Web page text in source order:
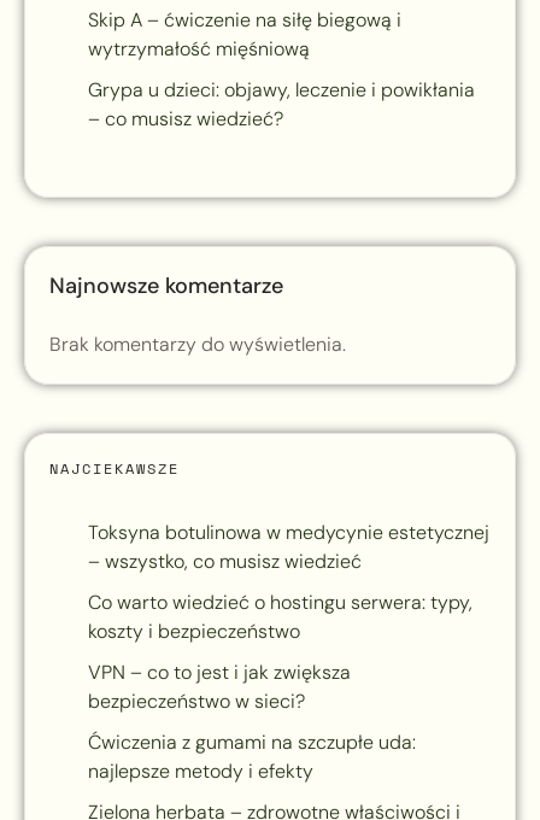
Skip A – ćwiczenie na siłę biegową i
wytrzymałość mięśniową
Grypa u dzieci: objawy, leczenie i powikłania
– co musisz wiedzieć?
Najnowsze komentarze
Brak komentarzy do wyświetlenia.
NAJCIEKAWSZE
Toksyna botulinowa w medycynie estetycznej
– wszystko, co musisz wiedzieć
Co warto wiedzieć o hostingu serwera: typy,
koszty i bezpieczeństwo
VPN – co to jest i jak zwiększa
bezpieczeństwo w sieci?
Ćwiczenia z gumami na szczupłe uda:
najlepsze metody i efekty
Zielona herbata – zdrowotne właściwości i